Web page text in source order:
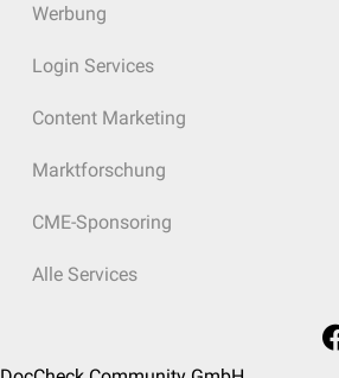
Werbung
Login Services
Content Marketing
Marktforschung
CME-Sponsoring
Alle Services